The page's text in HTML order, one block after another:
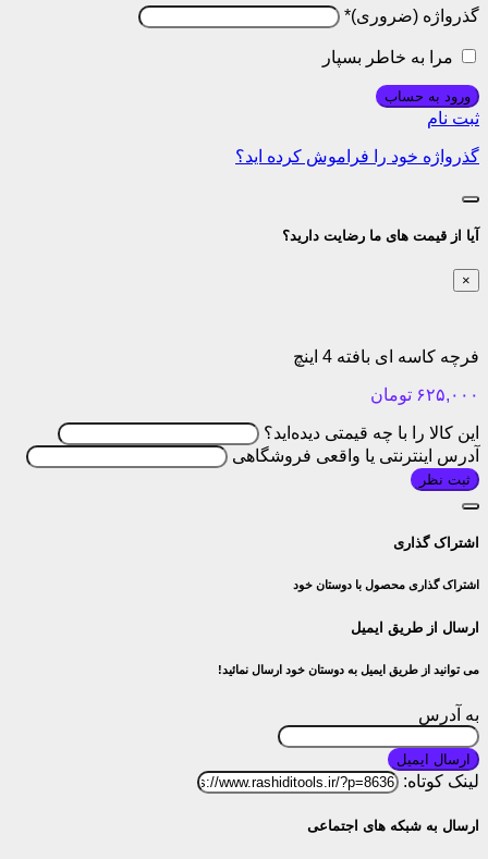
گذرواژه *
مرا به خاطر بسپار
ورود به حساب
ثبت نام
گذرواژه خود را فراموش کرده اید؟
آیا از قیمت های ما رضایت دارید؟
×
فرچه کاسه ای بافته 4 اینچ
۶۲۵,۰۰۰ تومان
این کالا را با چه قیمتی دیده‌اید؟
آدرس اینترنتی یا واقعی فروشگاهی
ثبت نظر
اشتراک گذاری
اشتراک گذاری محصول با دوستان خود
ارسال از طریق ایمیل
می توانید از طریق ایمیل به دوستان خود ارسال نمائید!
به آدرس
ارسال ایمیل
لینک کوتاه:
ارسال به شبکه های اجتماعی